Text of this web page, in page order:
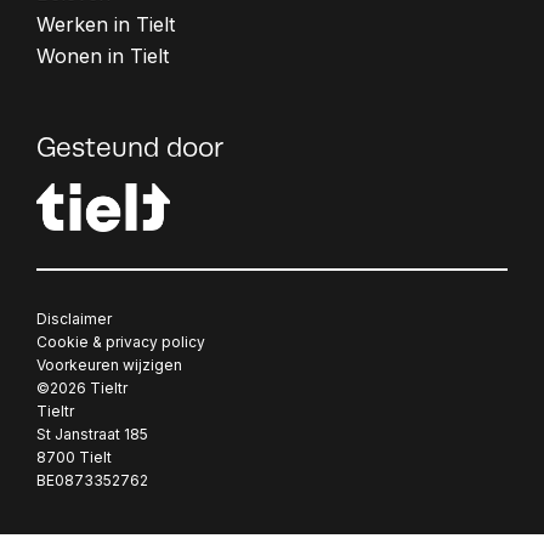
Wil je adverteren op tieltr.be? Laat je e-
achter en download de sponsortarieven.
Werken in Tielt
Wonen in Tielt
Gesteund door
Disclaimer
Cookie & privacy policy
Voorkeuren wijzigen
©2026 Tieltr
Tieltr
St Janstraat 185
8700 Tielt
BE0873352762